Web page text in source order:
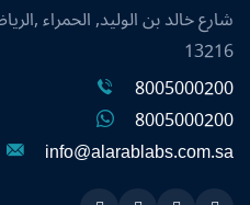
شارع خالد بن الوليد, الحمراء ,الرياض
13216
8005000200
8005000200
info@alarablabs.com.sa